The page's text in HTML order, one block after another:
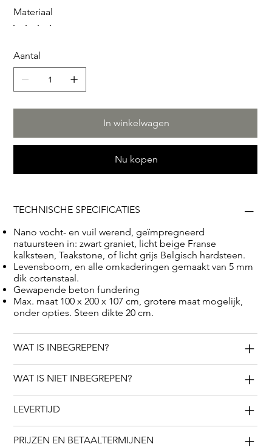
onderhoudsarme sedum planten te huisvesten. Het
zwart graniet, draagt een ook 5 mm dikke levensboom
die net als het monument zelf, staat voor leven en groei.
De omkadering en de inbegrepen letters zijn eveneens
perfecte keuze voor wie op zoek is naar een tijdloos
eerbetoon aan een dierbare, met een vleugje flair uit de
Franse renaissance.
Materiaal
Aantal
In winkelwagen
Nu kopen
TECHNISCHE SPECIFICATIES
Nano vocht- en vuil werend, geïmpregneerd
natuursteen in: zwart graniet, licht beige Franse
kalksteen, Teakstone, of licht grijs Belgisch hardsteen.
Levensboom, en alle omkaderingen gemaakt van 5 mm
dik cortenstaal.
Gewapende beton fundering
Max. maat 100 x 200 x 107 cm, grotere maat mogelijk,
onder opties. Steen dikte 20 cm.
WAT IS INBEGREPEN?
WAT IS NIET INBEGREPEN?
LEVERTIJD
PRIJZEN EN BETAALTERMIJNEN